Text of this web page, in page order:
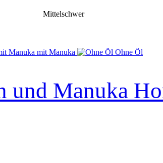
Mittelschwer
mit Manuka Ohne Öl
Manuka